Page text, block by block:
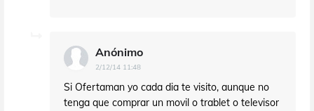
Anónimo
2/12/14 11:48
Si Ofertaman yo cada dia te visito, aunque no
tenga que comprar un movil o trablet o televisor